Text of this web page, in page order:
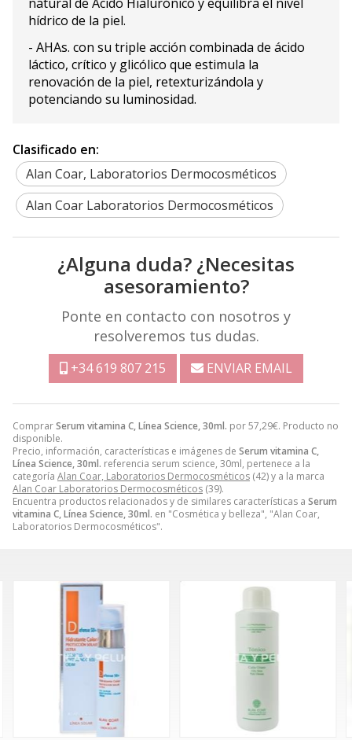
ComprarSerum vitamina C, Línea Science, 30ml. por57,29€. Producto no
disponible.
Precio, información, características e imágenes de Serum vitamina C,
Línea Science, 30ml. referencia serum science, 30ml, pertenece a la
categoría Alan Coar, Laboratorios Dermocosméticos (42) y a la marca
Alan Coar Laboratorios Dermocosméticos (39).
Encuentra productos relacionados y de similares características a Serum
vitamina C, Línea Science, 30ml. en "Cosmética y belleza", "Alan Coar,
Laboratorios Dermocosméticos".
hídrico de la piel.
- AHAs. con su triple acción combinada de ácido
láctico, crítico y glicólico que estimula la
renovación de la piel, retexturizándola y
potenciando su luminosidad.
Clasificado en:
Alan Coar, Laboratorios Dermocosméticos
Alan Coar Laboratorios Dermocosméticos
¿Alguna duda? ¿Necesitas
asesoramiento?
Ponte en contacto con nosotros y
resolveremos tus dudas.
+34 619 807 215 ENVIAR EMAIL